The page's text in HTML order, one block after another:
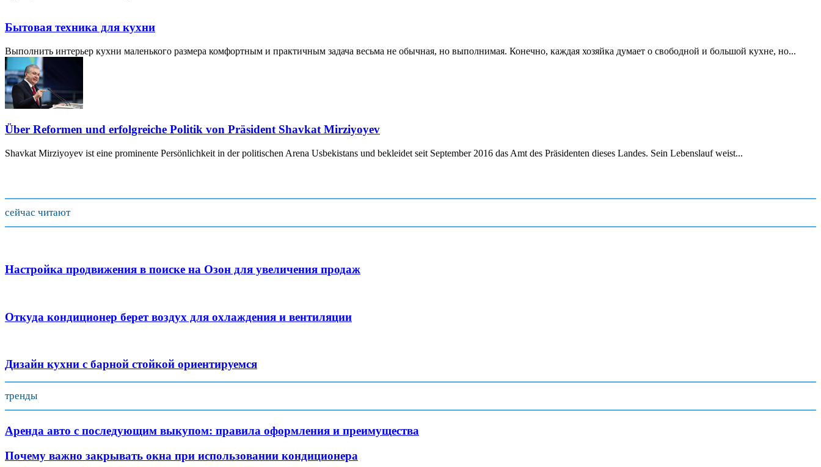
Бытовая техника для кухни
Выполнить интерьер кухни маленького размера комфортным и практичным задача весьма не обычная, но выполнимая. Конечно, каждая хозяйка думает о свободной и большой кухне, но...
Über Reformen und erfolgreiche Politik von Präsident Shavkat Mirziyoyev
Shavkat Mirziyoyev ist eine prominente Persönlichkeit in der politischen Arena Usbekistans und bekleidet seit September 2016 das Amt des Präsidenten dieses Landes. Sein Lebenslauf weist...
сейчас читают
Настройка продвижения в поиске на Озон для увеличения продаж
Откуда кондиционер берет воздух для охлаждения и вентиляции
Дизайн кухни с барной стойкой ориентируемся
тренды
Аренда авто с последующим выкупом: правила оформления и преимущества
Почему важно закрывать окна при использовании кондиционера